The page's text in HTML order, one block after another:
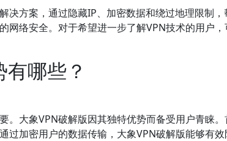
决方案，通过隐藏IP、加密数据和绕过地理限制，
网络安全。对于希望进一步了解VPN技术的用户
哪些？
。大象VPN破解版因其独特优势而备受用户青睐
过加密用户的数据传输，大象VPN破解版能够有